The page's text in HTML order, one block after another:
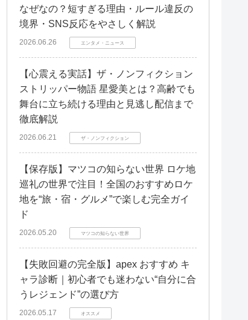
なぜなの？短すぎる理由・ルール違反の
境界・SNS反応をやさしく解説
2026.06.26 エンタメ・ニュース
【心震える実話】ザ・ノンフィクション
ストリッパー物語 星愛美とは？高齢でも
舞台に立ち続ける理由と見逃し配信まで
徹底解説
2026.06.21 ザ・ノンフィクション
【保存版】マツコの知らない世界 ロケ地
巡礼の世界で注目！全国のおすすめロケ
地を“旅・宿・グルメ”で楽しむ完全ガイ
ド
2026.05.20 マツコの知らない世界
【失敗回避の完全版】apex おすすめ キ
ャラ診断｜初心者でも迷わない“自分に合
うレジェンド”の選び方
2026.05.17 オススメ